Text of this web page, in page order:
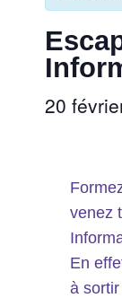
20
venez
En
à